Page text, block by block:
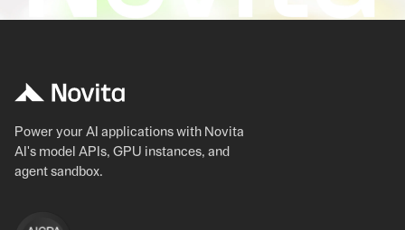
Power your AI applications with Novita
AI's model APIs, GPU instances, and
agent sandbox.